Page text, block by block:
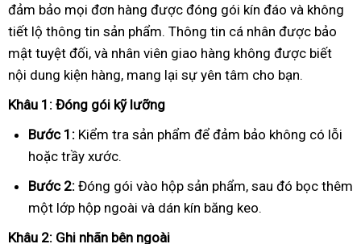
đảm bảo mọi đơn hàng được đóng gói kín đáo và không
tiết lộ thông tin sản phẩm. Thông tin cá nhân được bảo
mật tuyệt đối, và nhân viên giao hàng không được biết
nội dung kiện hàng, mang lại sự yên tâm cho bạn.
Khâu 1: Đóng gói kỹ lưỡng
Bước 1: Kiểm tra sản phẩm để đảm bảo không có lỗi
hoặc trầy xước.
Bước 2: Đóng gói vào hộp sản phẩm, sau đó bọc thêm
một lớp hộp ngoài và dán kín băng keo.
Khâu 2: Ghi nhãn bên ngoài